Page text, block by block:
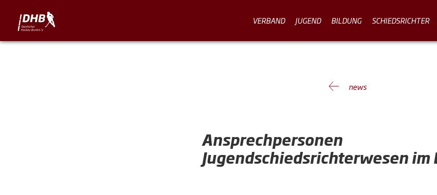
VERBAND JUGEND BILDUNG SCHIEDSRICHTER
news
Ansprechpersonen
Jugendschiedsrichterwesen im